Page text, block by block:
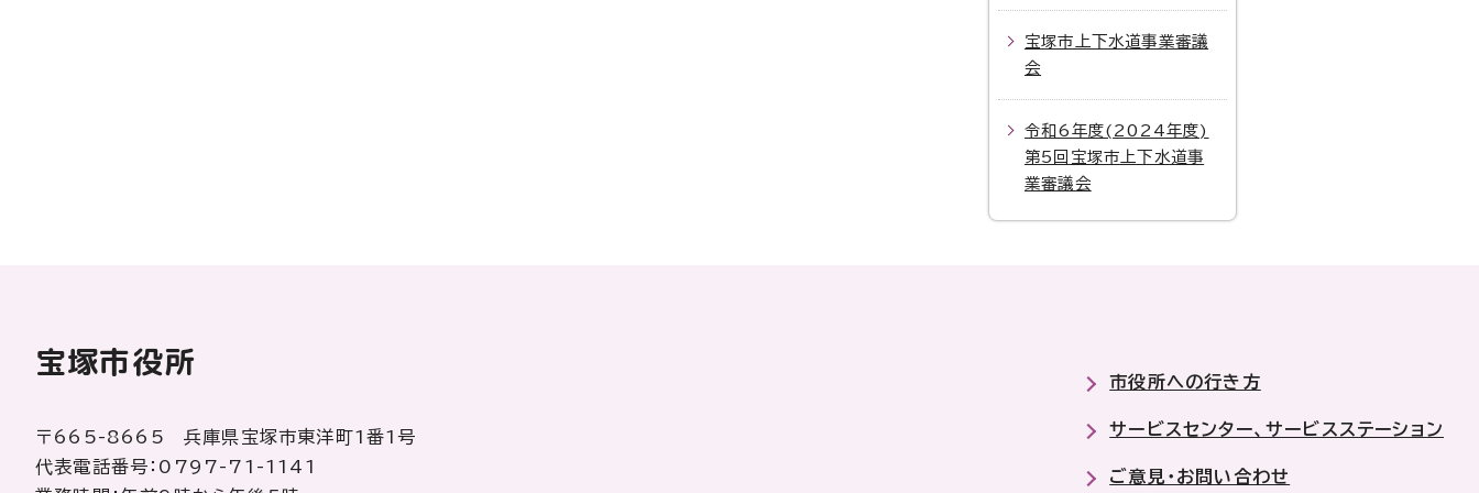
宝塚市上下水道事業審議
会
令和6年度(2024年度)
第5回宝塚市上下水道事
業審議会
宝塚市役所
〒665-8665 兵庫県宝塚市東洋町1番1号
代表電話番号：0797-71-1141
市役所への行き方
サービスセンター、サービスステーション
ご意見・お問い合わせ